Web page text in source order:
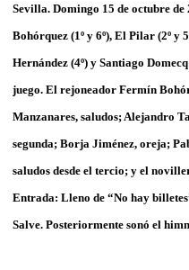
Sevilla. Domingo 15 de octubre
Bohórquez (1º y 6º), El Pilar (2º y
Hernández (4º) y Santiago
juego. El rejoneador Fermín
Manzanares, saludos; Alejandro
segunda; Borja Jiménez, oreja;
saludos desde el tercio; y el
Entrada: Lleno de “No hay
Salve. Posteriormente sonó el